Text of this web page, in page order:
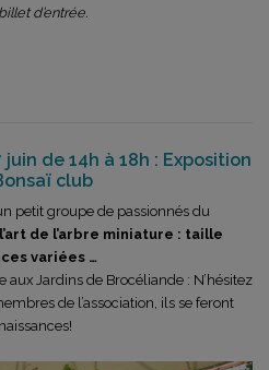
d’entrée.
de 14h à 18h : Exposition
club
petit groupe de passionnés du
de l’arbre miniature : taille
variées …
aux Jardins de Brocéliande : N’hésitez
de l’association, ils se feront